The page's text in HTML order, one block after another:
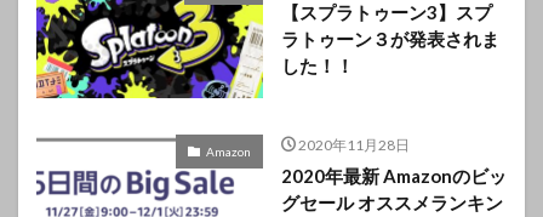
【スプラトゥーン3】スプ
ラトゥーン３が発表されま
した！！
Amazon 2020年11月28日
2020年最新 Amazonのビッ
グセール オススメランキン